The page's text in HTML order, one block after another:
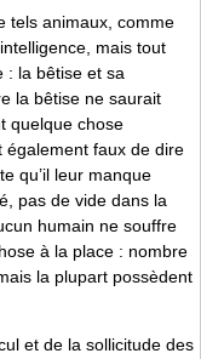
tels animaux, comme
mais tout
: la bêtise et sa
la bêtise ne saurait
quelque chose
également faux de dire
qu’il leur manque
pas de vide dans la
humain ne souffre
à la place : nombre
la plupart possèdent
et de la sollicitude des